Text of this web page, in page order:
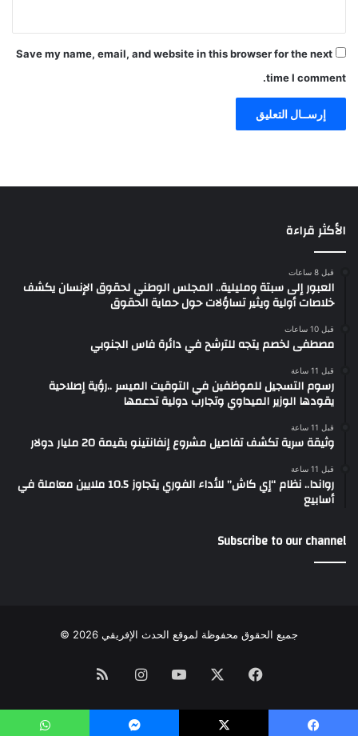
Save my name, email, and website in this browser for the next
time I comment.
الأكثر قراءة
قبل 8 ساعات
العبور إلى سبتة ومليلية.. المجلس الوطني لحقوق الإنسان يكشف
خلاصات أولية ويثير تساؤلات حول حماية الحقوق
قبل 10 ساعات
مصطفى لخصم يتجه للترشح في دائرة فاس الجنوبي
قبل 11 ساعة
رسوم التسجيل للموظفين في التوقيت الميسر ..رؤية إصلاحية
يقودها الوزير الميداوي وتجارب دولية تدعمها
قبل 11 ساعة
وثيقة سرية تكشف تفاصيل مشروع إنفانتينو بقيمة 20 مليار دولار
قبل 11 ساعة
رواندا.. نظام “إي كاش” للأداء الفوري يتجاوز 10.5 ملايين معاملة في
أسابيع
Subscribe to our channel
جميع الحقوق محفوظة لموقع الحدث الإفريقي 2026 ©
Facebook
YouTube
Instagram
RSS